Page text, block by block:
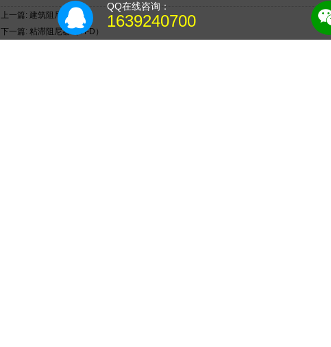
上一篇: 建筑阻尼器
下一篇: 粘滞阻尼器（VFD）
QQ在线咨询：
1639240700